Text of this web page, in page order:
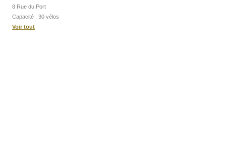
8 Rue du Port
Capacité : 30 vélos
Voir tout